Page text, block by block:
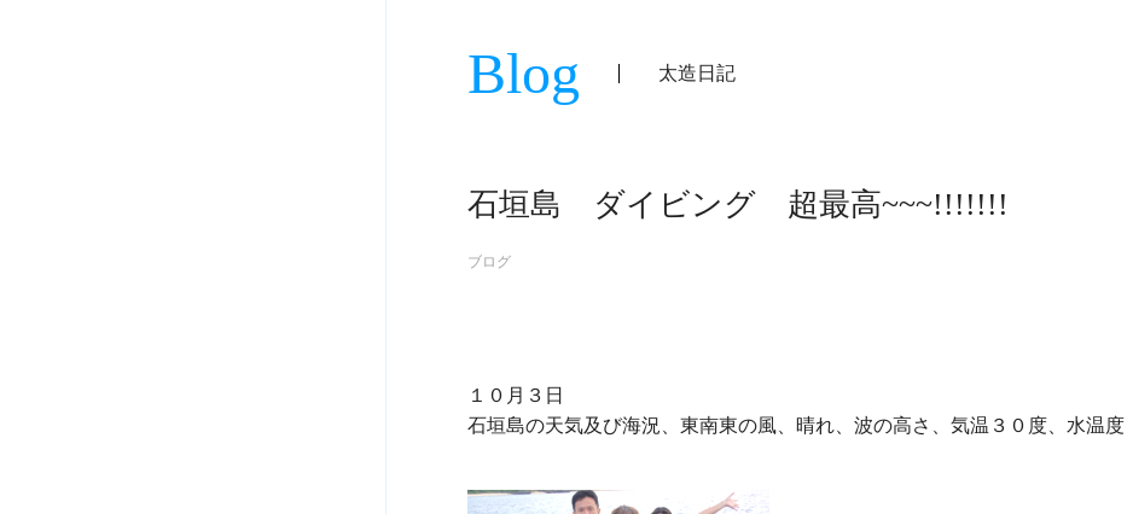
Blog 太造日記
石垣島 ダイビング 超最高~~~!!!!!!!
ブログ
１０月３日
石垣島の天気及び海況、東南東の風、晴れ、波の高さ、気温３０度、水温度